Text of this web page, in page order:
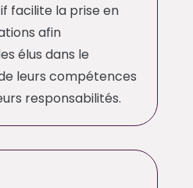
facilite la prise en
afin
élus dans le
leurs compétences
responsabilités.